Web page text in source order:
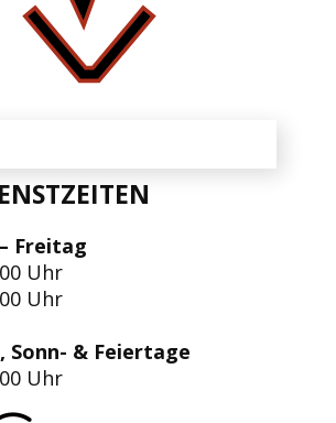
Freitag
Uhr
Uhr
Sonn- & Feiertage
Uhr